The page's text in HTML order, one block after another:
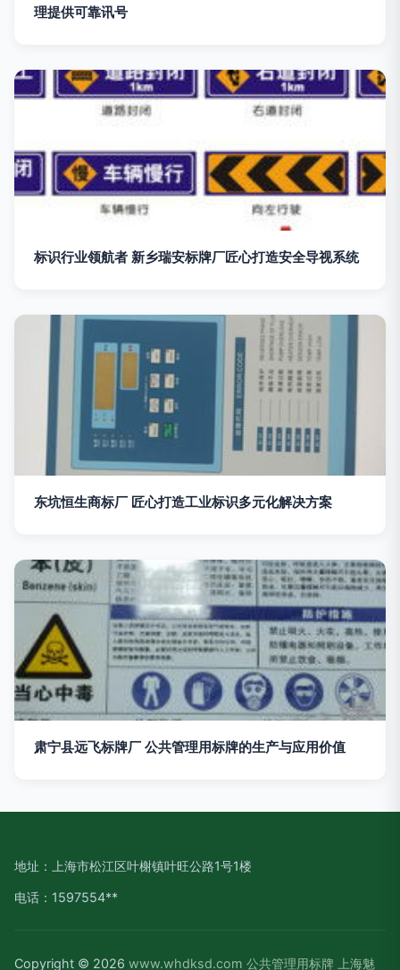
理提供可靠讯号
标识行业领航者 新乡瑞安标牌厂匠心打造安全导视系统
东坑恒生商标厂 匠心打造工业标识多元化解决方案
肃宁县远飞标牌厂 公共管理用标牌的生产与应用价值
地址：上海市松江区叶榭镇叶旺公路1号1楼
电话：1597554**
Copyright © 2026 www.whdksd.com 公共管理用标牌 上海魅